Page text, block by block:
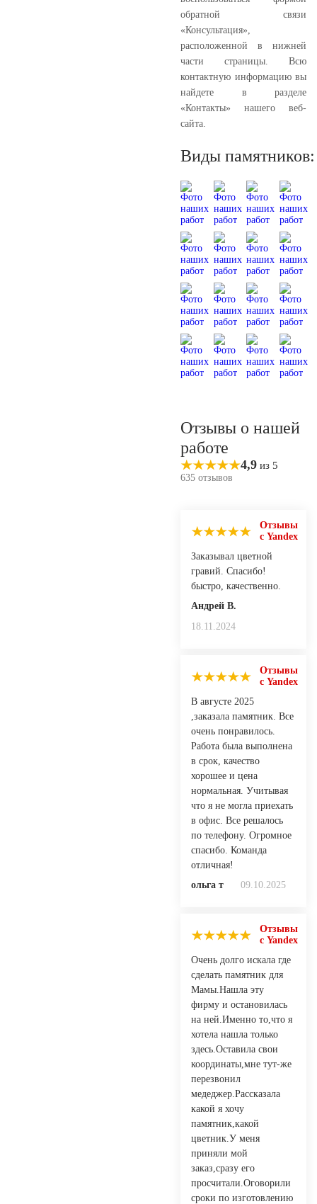
обратной связи
«Консультация»,
расположенной в нижней
части страницы. Всю
контактную информацию вы
найдете в разделе
«Контакты» нашего веб-
сайта.
Виды
Отзывы о нашей
работе
4,9 из 5
635 отзывов
Отзывы
с Yandex
Заказывал цветной
гравий. Спасибо!
быстро, качественно.
Андрей В.
18.11.2024
Отзывы
с Yandex
В августе 2025
,заказала памятник. Все
очень понравилось.
Работа была выполнена
в срок, качество
хорошее и цена
нормальная. Учитывая
что я не могла приехать
в офис. Все решалось
по телефону. Огромное
спасибо. Команда
отличная!
ольга т
09.10.2025
Отзывы
с Yandex
Очень долго искала где
сделать памятник для
Мамы.Нашла эту
фирму и остановилась
на ней.Именно то,что я
хотела нашла только
здесь.Оставила свои
координаты,мне тут-же
перезвонил
медеджер.Рассказала
какой я хочу
памятник,какой
цветник.У меня
приняли мой
заказ,сразу его
просчитали.Оговорили
сроки по изготовлению